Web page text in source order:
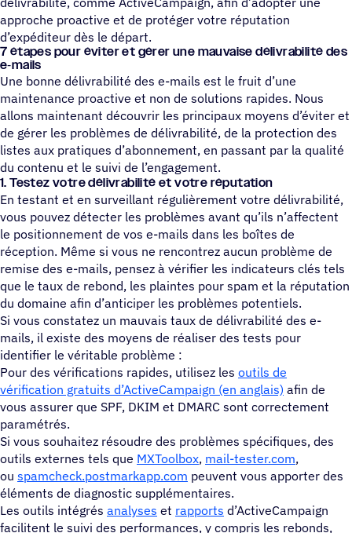
approche proactive et de protéger votre réputation
d’expéditeur dès le départ.
7 étapes pour éviter et gérer une mauvaise déli­vra­bi­lité des
e‑mails
Une bonne délivrabilité des e-mails est le fruit d’une
maintenance proactive et non de solutions rapides. Nous
allons maintenant découvrir les principaux moyens d’éviter et
de gérer les problèmes de délivrabilité, de la protection des
listes aux pratiques d’abonnement, en passant par la qualité
du contenu et le suivi de l’engagement.
1. Testez votre déli­vra­bi­lité et votre réputation
En testant et en surveillant régulièrement votre délivrabilité,
vous pouvez détecter les problèmes avant qu’ils n’affectent
le positionnement de vos e-mails dans les boîtes de
réception. Même si vous ne rencontrez aucun problème de
remise des e-mails, pensez à vérifier les indicateurs clés tels
que le taux de rebond, les plaintes pour spam et la réputation
du domaine afin d’anticiper les problèmes potentiels.
Si vous constatez un mauvais taux de délivrabilité des e-
mails, il existe des moyens de réaliser des tests pour
identifier le véritable problème :
Pour des vérifications rapides, utilisez les outils de
vérification gratuits d’ActiveCampaign (en anglais) afin de
vous assurer que SPF, DKIM et DMARC sont correctement
paramétrés.
Si vous souhaitez résoudre des problèmes spécifiques, des
outils externes tels que MXToolbox, mail-tester.com,
ou spamcheck.postmarkapp.com peuvent vous apporter des
éléments de diagnostic supplémentaires.
Les outils intégrés analyses et rapports d’ActiveCampaign
facilitent le suivi des performances, y compris les rebonds,